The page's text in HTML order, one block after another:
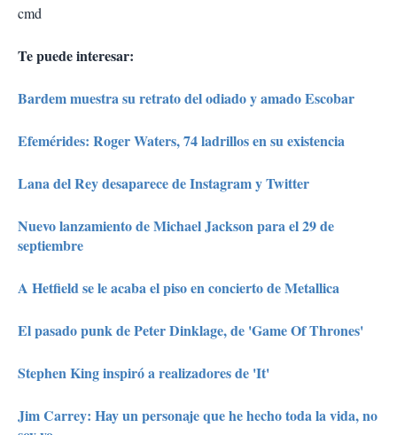
cmd
Te puede interesar:
Bardem muestra su retrato del odiado y amado Escobar
Efemérides: Roger Waters, 74 ladrillos en su existencia
Lana del Rey desaparece de Instagram y Twitter
Nuevo lanzamiento de Michael Jackson para el 29 de
septiembre
A Hetfield se le acaba el piso en concierto de Metallica
El pasado punk de Peter Dinklage, de 'Game Of Thrones'
Stephen King inspiró a realizadores de 'It'
Jim Carrey: Hay un personaje que he hecho toda la vida, no